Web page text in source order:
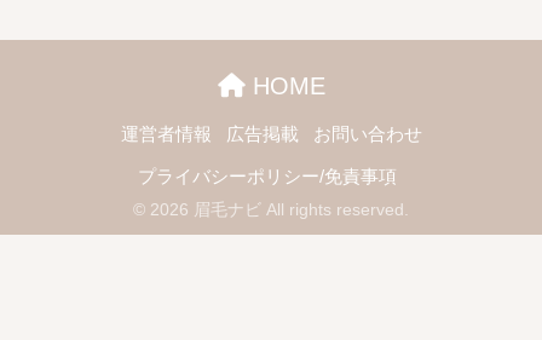
HOME
運営者情報 広告掲載 お問い合わせ
プライバシーポリシー/免責事項
© 2026 眉毛ナビ All rights reserved.